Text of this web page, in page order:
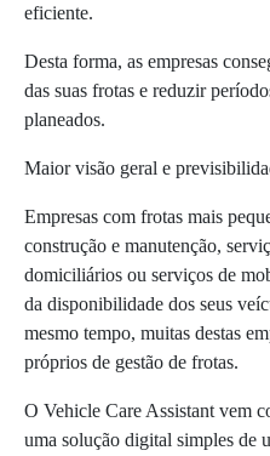
eficiente.
Desta forma, as empresas
das suas frotas e reduzir
planeados.
Maior visão geral e
Empresas com frotas mais
construção e manutenção,
domiciliários ou serviços de
da disponibilidade dos seus
mesmo tempo, muitas destas
próprios de gestão de frotas.
O Vehicle Care Assistant vem
uma solução digital simples de